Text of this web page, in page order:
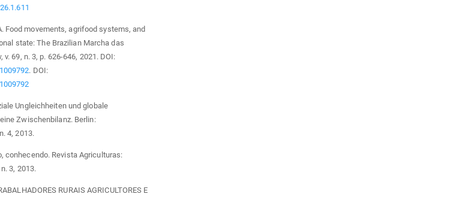
Food movements, agrifood systems, and
state: The Brazilian Marcha das
69, n. 3, p. 626-646, 2021. DOI:
. DOI:
Ungleichheiten und globale
Zwischenbilanz. Berlin:
4, 2013.
conhecendo. Revista Agriculturas:
3, 2013.
RURAIS AGRICULTORES E